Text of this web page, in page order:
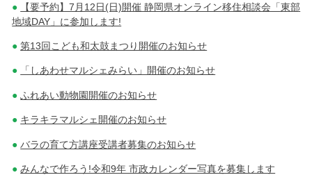
【要予約】7月12日(日)開催 静岡県オンライン移住相談会「東部
地域DAY」に参加します!
第13回こども和太鼓まつり開催のお知らせ
「しあわせマルシェみらい」開催のお知らせ
ふれあい動物園開催のお知らせ
キラキラマルシェ開催のお知らせ
バラの育て方講座受講者募集のお知らせ
みんなで作ろう!令和9年 市政カレンダー写真を募集します